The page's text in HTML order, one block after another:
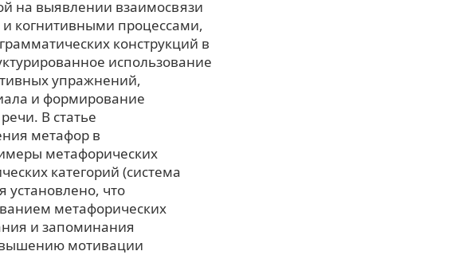
на выявлении взаимосвязи
когнитивными процессами,
конструкций в
использование
упражнений,
и формирование
В статье
метафор в
метафорических
категорий (система
установлено, что
метафорических
и запоминания
мотивации